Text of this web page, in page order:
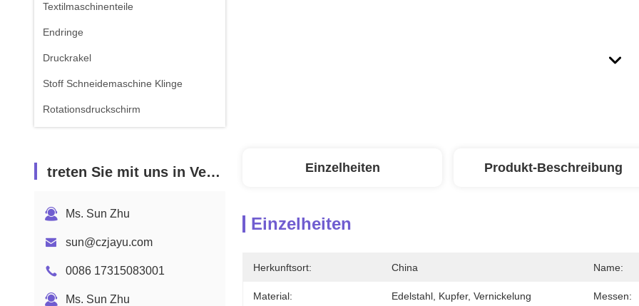
Textilmaschinenteile
Endringe
Druckrakel
Stoff Schneidemaschine Klinge
Rotationsdruckschirm
treten Sie mit uns in Verbindung
Ms. Sun Zhu
sun@czjayu.com
0086 17315083001
Ms. Sun Zhu
Einzelheiten Produkt-Beschreibung
Einzelheiten
Herkunftsort: China Name:
Material: Edelstahl, Kupfer, Vernickelung Messen: